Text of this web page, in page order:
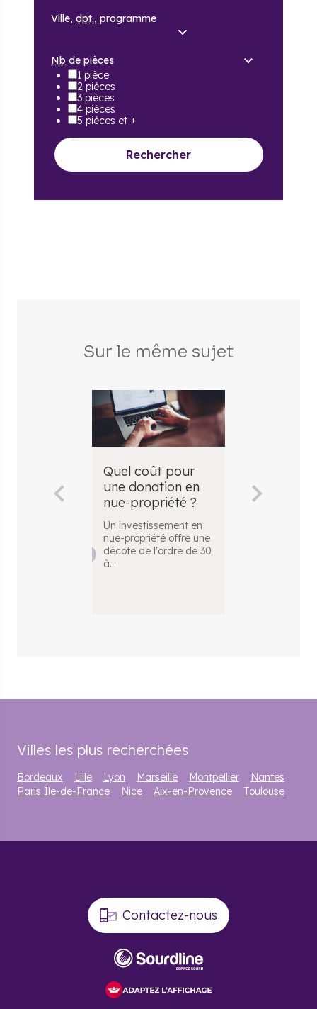
Ville, dpt., programme
Nb de pièces
1 pièce
2 pièces
3 pièces
4 pièces
5 pièces et +
Rechercher
Sur le même sujet
Quel coût pour
une donation en
nue-propriété ?
Un investissement en
nue-propriété offre une
décote de l'ordre de 30
à...
notaire
donation
Villes les plus recherchées
Bordeaux Lille Lyon Marseille Montpellier
Nantes
Paris Île-de-France
Nice Aix-en-Provence Toulouse
Contactez-nous